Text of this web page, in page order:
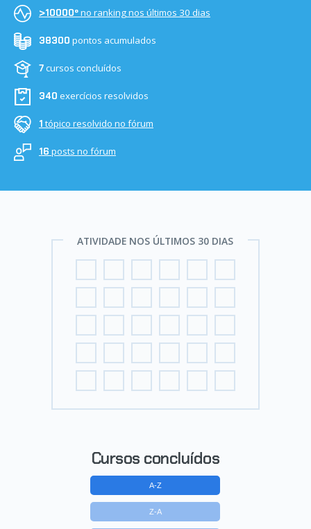
>10000ºno ranking nos últimos 30 dias
38300 pontos acumulados
7cursos concluídos
340 exercícios resolvidos
1 tópico resolvido no fórum
16 posts no fórum
ATIVIDADE NOS ÚLTIMOS 30 DIAS
Cursos concluídos
A-Z
Z-A